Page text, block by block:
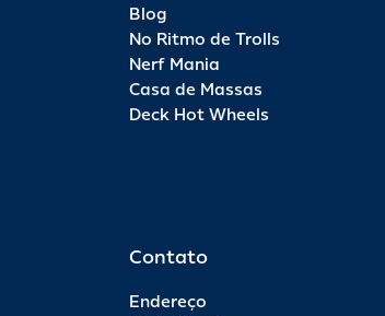
Blog
No Ritmo de Trolls
Nerf Mania
Casa de Massas
Deck Hot Wheels
Contato
Endereço